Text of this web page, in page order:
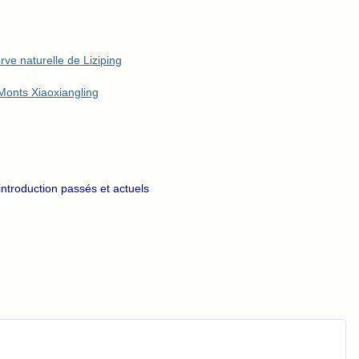
naturelle de Liziping
Xiaoxiangling
passés et actuels